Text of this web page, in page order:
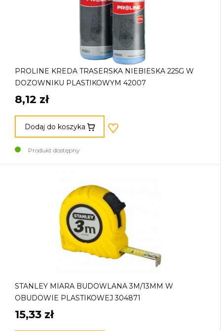
PROLINE KREDA TRASERSKA NIEBIESKA 225G W
DOZOWNIKU PLASTIKOWYM 42007
8,12 zł
Dodaj do koszyka
Produkt dostępny
STANLEY MIARA BUDOWLANA 3M/13MM W
OBUDOWIE PLASTIKOWEJ 304871
15,33 zł